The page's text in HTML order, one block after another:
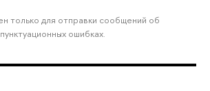
только для отправки сообщений об
ошибках.